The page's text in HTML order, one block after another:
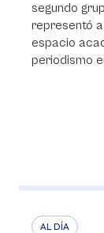
segundo
representó
espacio
periodismo
AL DÍA